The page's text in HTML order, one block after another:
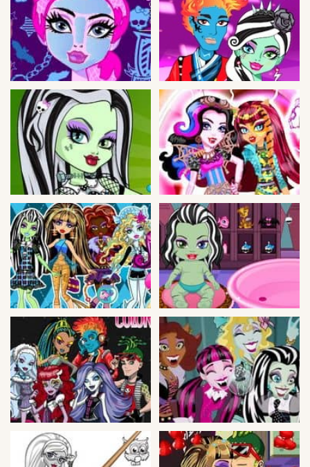
Puntería
Puzzles
Logica
Arcade
Habilidad
Motos
Guerra
Animaciones